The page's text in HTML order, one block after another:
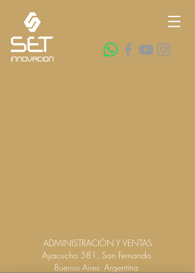
ADMINISTRACIÓN Y VENTAS
Ayacucho 581, San Fernando
Buenos Aires Argentina